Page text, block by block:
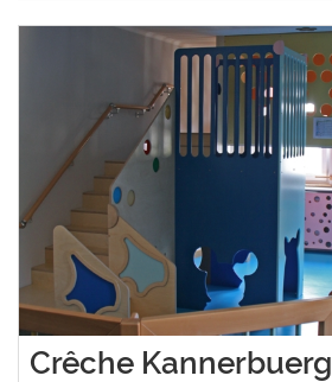
Crêche Kannerbuerg